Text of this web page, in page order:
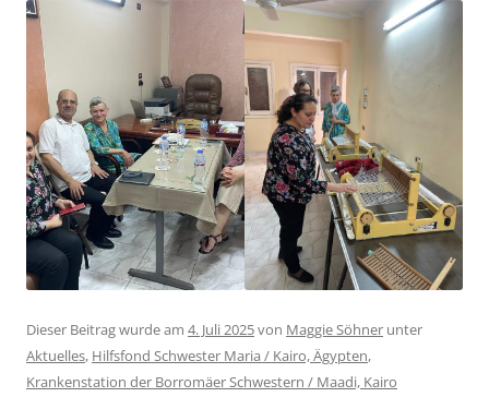
Dieser Beitrag wurde am 4. Juli 2025von Maggie Söhner unter
Aktuelles, Hilfsfond Schwester Maria / Kairo, Ägypten,
Krankenstation der Borromäer Schwestern / Maadi, Kairo